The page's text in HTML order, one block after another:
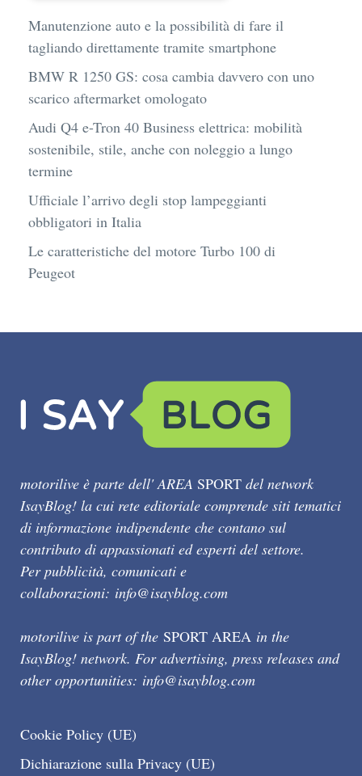
Manutenzione auto e la possibilità di fare il
tagliando direttamente tramite smartphone
BMW R 1250 GS: cosa cambia davvero con uno
scarico aftermarket omologato
Audi Q4 e-Tron 40 Business elettrica: mobilità
sostenibile, stile, anche con noleggio a lungo
termine
Ufficiale l’arrivo degli stop lampeggianti
obbligatori in Italia
Le caratteristiche del motore Turbo 100 di
Peugeot
motorilive è parte dell' AREA SPORT del network
IsayBlog! la cui rete editoriale comprende siti tematici
di informazione indipendente che contano sul
contributo di appassionati ed esperti del settore.
Per pubblicità, comunicati e
collaborazioni: info@isayblog.com
motorilive is part of the SPORT AREA in the
IsayBlog! network. For advertising, press releases and
other opportunities: info@isayblog.com
Cookie Policy (UE)
Dichiarazione sulla Privacy (UE)